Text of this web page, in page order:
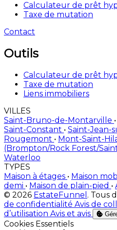
Calculateur de prêt
Taxe de mutation
Contact
Outils
Calculateur de prêt
Taxe de mutation
Liens immobiliers
VILLES
Saint-Bruno-de-Montarville •
Saint-Constant • Saint-Jean-
Rougemont • Mont-Saint-
(Brompton/Rock Forest/
Waterloo
TYPES
Maison à étages • Maison
demi • Maison de plain-pied •
© 2026 EstateFunnel . Tous
de confidentialité Avis de
d’utilisation Avis et avis
Activer
Cookies Essentiels